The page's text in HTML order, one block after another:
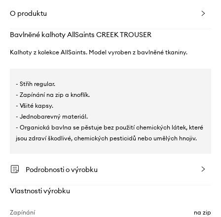
O produktu
Bavlněné kalhoty AllSaints CREEK TROUSER
Kalhoty z kolekce AllSaints. Model vyroben z bavlněné tkaniny.
- Střih regular.
- Zapínání na zip a knoflík.
- Všité kapsy.
- Jednobarevný materiál.
- Organická bavlna se pěstuje bez použití chemických látek, které
jsou zdraví škodlivé, chemických pesticidů nebo umělých hnojiv.
Podrobnosti o výrobku
Vlastnosti výrobku
Zapínání na zip